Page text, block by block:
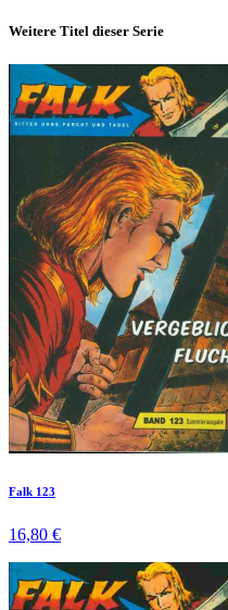
Weitere Titel dieser Serie
Falk 123
16,80 €